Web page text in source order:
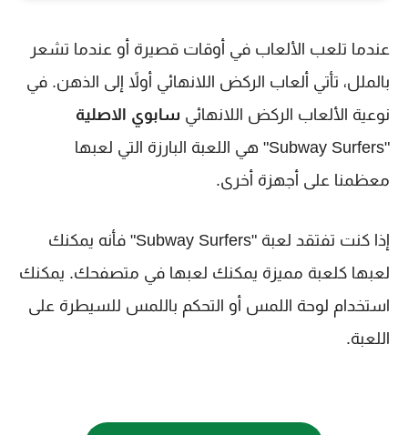
عندما تلعب الألعاب في أوقات قصيرة أو عندما تشعر
بالملل، تأتي ألعاب الركض اللانهائي أولاً إلى الذهن. في
نوعية الألعاب الركض اللانهائي سابوي الاصلية
"Subway Surfers" هي اللعبة البارزة التي لعبها
معظمنا على أجهزة أخرى.
إذا كنت تفتقد لعبة "Subway Surfers" فأنه يمكنك
لعبها كلعبة مميزة يمكنك لعبها في متصفحك. يمكنك
استخدام لوحة اللمس أو التحكم باللمس للسيطرة على
اللعبة.